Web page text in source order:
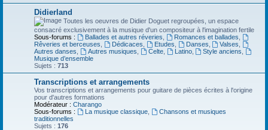
Didierland
Toutes les oeuvres de Didier Doguet regroupées, un espace
consacré exclusivement à la musique d'un compositeur à l'imagination fertile
Sous-forums :
Ballades et autres réveries Romances et ballades
Rêveries et berceuses
Dédicaces Etudes Danses Valses
Autres danses
Autres musiques Celte, Latino, Style anciens
Musique d’ensemble
Sujets : 713
Transcriptions et arrangements
Vos transcriptions et arrangements pour guitare de pièces écrites à l'origine
pour d'autres formations
Modérateur : Charango
Sous-forums :
La musique classique,
Chansons et musiques
traditionnelles
Sujets : 176